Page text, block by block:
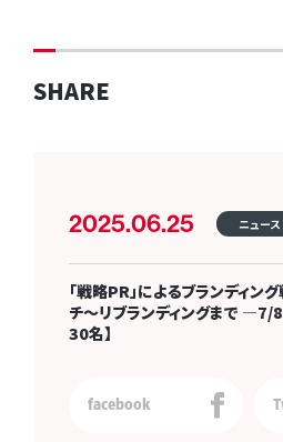
SHARE
2025.06.25 ニュース
「戦略PR」によるブランディ
チ～リブランディングまで ―7/8
30名】
facebook